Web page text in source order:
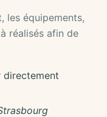
les équipements,
réalisés afin de
directement